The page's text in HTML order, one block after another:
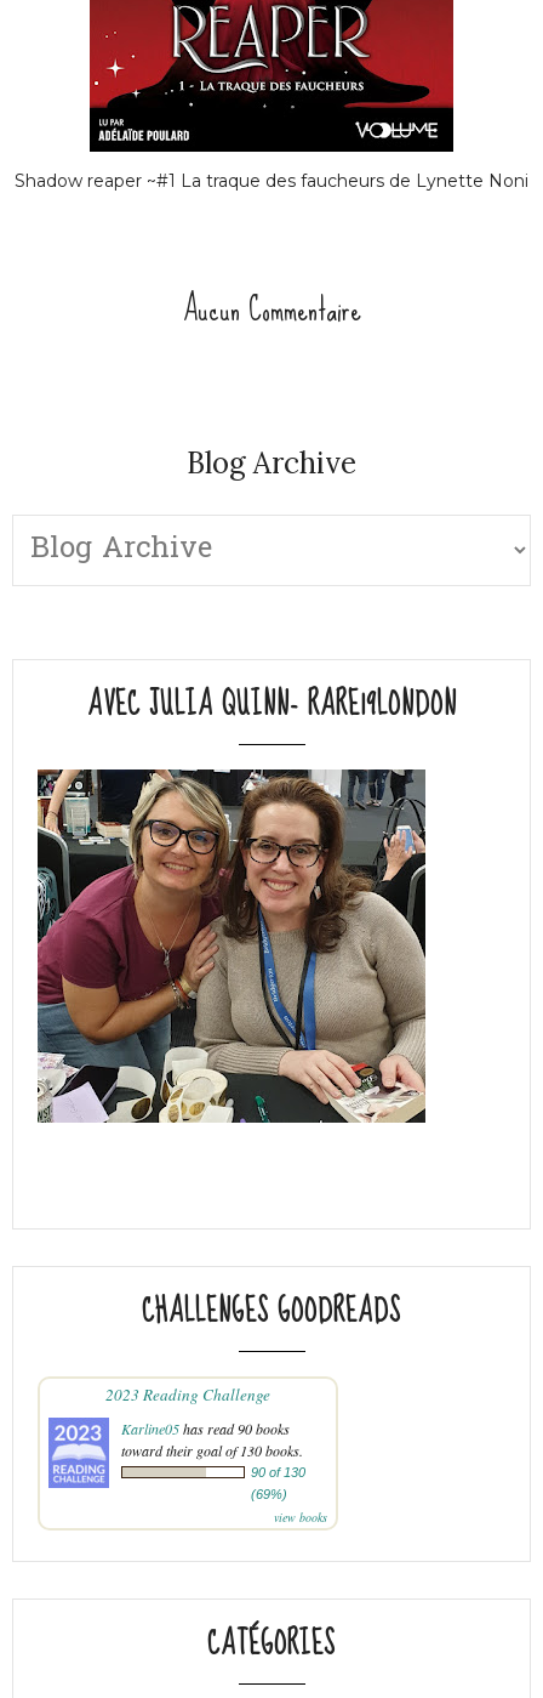
Shadow reaper ~#1 La traque des faucheurs de Lynette Noni
Aucun Commentaire
Blog Archive
AVEC JULIA QUINN- RARE19LONDON
CHALLENGES GOODREADS
2023 Reading Challenge
Karline05has read 90 books
toward their goal of 130 books.
90 of 130
(69%)
view books
CATÉGORIES